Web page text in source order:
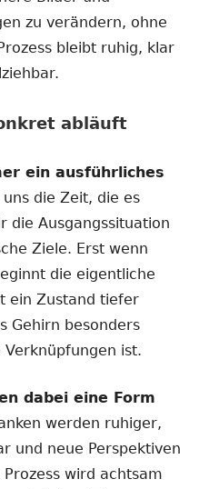
zu verändern, ohne
bleibt ruhig, klar
abläuft
ein ausführliches
die Zeit, die es
die Ausgangssituation
Ziele. Erst wenn
die eigentliche
ein Zustand tiefer
Gehirn besonders
ist.
dabei eine Form
werden ruhiger,
und neue Perspektiven
wird achtsam